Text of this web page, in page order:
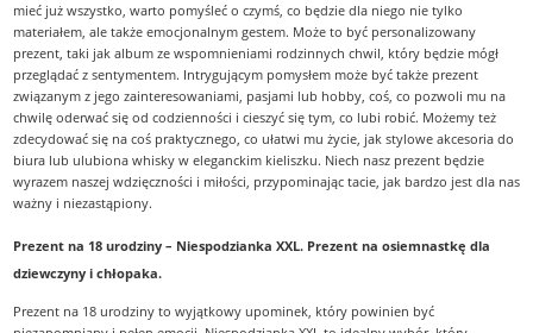
mieć już wszystko, warto pomyśleć o czymś, co będzie dla niego nie tylko
materiałem, ale także emocjonalnym gestem. Może to być personalizowany
prezent, taki jak album ze wspomnieniami rodzinnych chwil, który będzie mógł
przeglądać z sentymentem. Intrygującym pomysłem może być także prezent
związanym z jego zainteresowaniami, pasjami lub hobby, coś, co pozwoli mu na
chwilę oderwać się od codzienności i cieszyć się tym, co lubi robić. Możemy też
zdecydować się na coś praktycznego, co ułatwi mu życie, jak stylowe akcesoria do
biura lub ulubiona whisky w eleganckim kieliszku. Niech nasz prezent będzie
wyrazem naszej wdzięczności i miłości, przypominając tacie, jak bardzo jest dla nas
ważny i niezastąpiony.
Prezent na 18 urodziny – Niespodzianka XXL. Prezent na osiemnastkę dla
dziewczyny i chłopaka.
Prezent na 18 urodziny to wyjątkowy upominek, który powinien być